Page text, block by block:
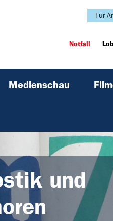
Für
Notfall
Medienschau
und